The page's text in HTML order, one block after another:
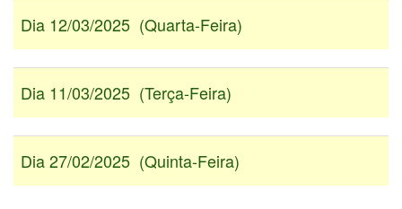
Dia 12/03/2025 (Quarta-Feira)
Dia 11/03/2025 (Terça-Feira)
Dia 27/02/2025 (Quinta-Feira)